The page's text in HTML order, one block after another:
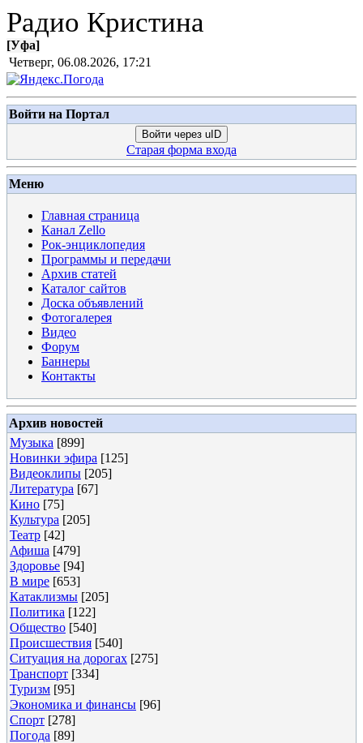
Радио Кристина
[Уфа]
Четверг, 06.08.2026, 17:21
Войти на Портал
Войти через uID
Старая форма входа
Меню
Главная страница
Канал Zello
Рок-энциклопедия
Программы и передачи
Архив статей
Каталог сайтов
Доска объявлений
Фотогалерея
Видео
Форум
Баннеры
Контакты
Архив новостей
Музыка [899]
Новинки эфира [125]
Видеоклипы [205]
Литература [67]
Кино [75]
Культура [205]
Театр [42]
Афиша [479]
Здоровье [94]
В мире [653]
Катаклизмы [205]
Политика [122]
Общество [540]
Происшествия [540]
Ситуация на дорогах [275]
Транспорт [334]
Туризм [95]
Экономика и финансы [96]
Спорт [278]
Погода [89]